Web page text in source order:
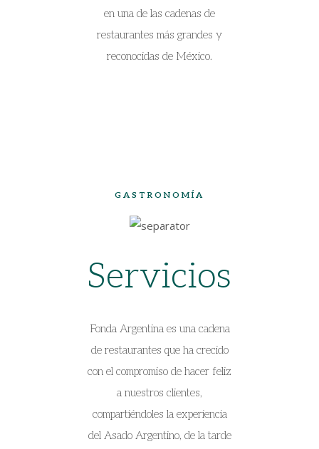
en una de las cadenas de
restaurantes más grandes y
reconocidas de México.
GASTRONOMÍA
Servicios
Fonda Argentina es una cadena
de restaurantes que ha crecido
con el compromiso de hacer feliz
a nuestros clientes,
compartiéndoles la experiencia
del Asado Argentino, de la tarde